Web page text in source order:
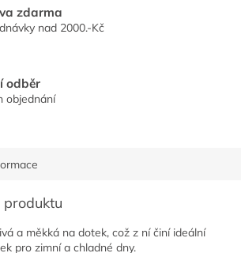
zdarma
nad 2000.-Kč
odběr
objednání
a měkká na dotek, což z ní činí ideální
pro zimní a chladné dny.